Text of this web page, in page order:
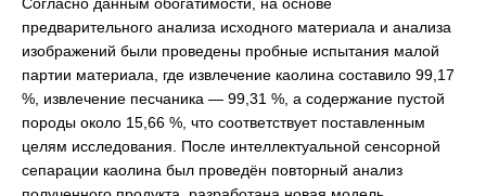
Согласно данным обогатимости, на основе
предварительного анализа исходного материала и анализа
изображений были проведены пробные испытания малой
партии материала, где извлечение каолина составило 99,17
%, извлечение песчаника — 99,31 %, а содержание пустой
породы около 15,66 %, что соответствует поставленным
целям исследования. После интеллектуальной сенсорной
сепарации каолина был проведён повторный анализ